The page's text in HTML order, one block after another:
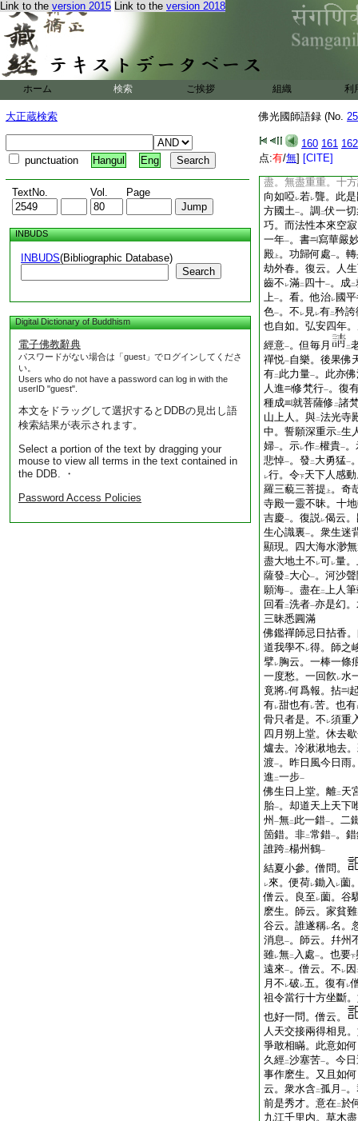
Link to the version 2015 Link to the version 2018
ホーム 検索 ご挨拶 組織 利
大正蔵検索
punctuation Hangul Eng
TextNo. Vol. Page
INBUDS
INBUDS(Bibliographic Database)
Search
Digital Dictionary of Buddhism
電子佛教辭典
パスワードがない場合は「guest」でログインしてくださ
い。
Users who do not have a password can log in with the
userID "guest".
本文をドラッグして選択するとDDBの見出し語
検索結果が表示されます。
Select a portion of the text by dragging your
mouse to view all terms in the text contained in
the DDB. ・
Password Access Policies
佛光國師語録 (No.
160 161 162
点:有/無] [CITE]
。含 攝十方一。
光。東西南北沒 二
跡萬化同 レ根
。千日不
。
此而照臨。星宿依
發聲。十地菩薩依
レ
依
此而策 發大乘
依レ
此而敷榮。江海
而往來。鬼神依
騰。大哉性覺如
盡。無盡重重。十
向如啞 レ若レ聾。此
方國土一。調 二伏一
巧。而法性本來空
一年一。書
寫華嚴
殿 上 。功歸何處一。
劫外春。復云。人
齒不 レ滿二 四十一。成二
上一。看。他治レ 國平
色一。不 レ 見レ有二矜誇
也自如。弘安四年
經意一。但毎月 二
禪悦一自樂。後果佛
有二 此力量一。此亦
人進
修梵行一。復
種成
就菩薩修 二諸
山上人。與二法光寺
中。誓願深重示二生
婦一。示レ作二權貴一。
悲悼一。發 二 大勇猛一
レ行。令下天下人感
羅三藐三菩提
上 。奇
寺殿一靈不昧。十
吉慶一。復説レ偈云
生心識裏一。衆生迷
顯現。四大海水渺
盡大地土不 レ可レ量
薩發 二 大心一。河沙
願海一。盡在二上人
回看二洗者一亦是幻
三昧悉圓滿
佛鑑禪師忌日拈香
道我學不 レ得。師之
擘レ胸云。一棒一條
一度愁。一回飮 レ水
竟將レ何爲報。拈
有レ甜也有レ苦。也有
骨只者是。不 レ須重
四月朔上堂。休去
爐去。冷湫湫地去
渡一。昨日風今日雨
進 二一步一
佛生日上堂。離二 天
胎一。却道天上天下
州 一無二 此一錯一。二
箇錯。非二常錯一。
誰跨二楊州鶴一
結夏小參。僧問。
レ來。便荷レ鋤入 レ薗
僧云。良至 レ薗。谷
麽生。師云。家貧難
谷云。誰遂稱レ名。
消息一。師云。幷州
雖レ無二 入處一。也要下
遠來一。僧云。不 レ 因
月不 レ破 レ五。復有レ
祖令當行十方坐斷
也好一問。僧云。
人天交接兩得相見
爭敢相瞞。此意如
久經二沙塞苦一。今
事作麽生。又且如
云。衆水含二孤月 一
前是秀才。意在二於
九江千里内。草木